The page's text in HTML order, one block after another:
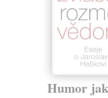
Humor